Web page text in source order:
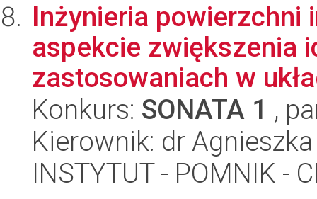
Inżynieria
aspekcie zwiększenia
zastosowaniach w
Konkurs: SONATA 1 ,
Kierownik: dr
INSTYTUT - POMNIK -